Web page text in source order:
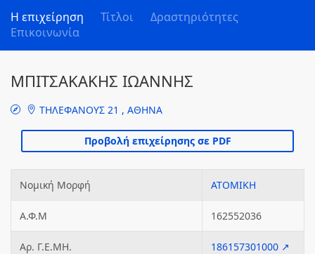
Η επιχείρηση Τίτλοι
Δραστηριότητες
Επικοινωνία
ΜΠΙΤΣΑΚΑΚΗΣ ΙΩΑΝΝΗΣ
ΤΗΛΕΦΑΝΟΥΣ 21 , ΑΘΗΝΑ
Νομική Μορφή ΑΤΟΜΙΚΗ
Α.Φ.Μ 162552036
Αρ. Γ.Ε.ΜΗ. 186157301000 ↗